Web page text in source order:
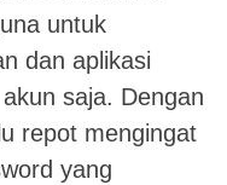
untuk
dan aplikasi
saja. Dengan
repot mengingat
yang